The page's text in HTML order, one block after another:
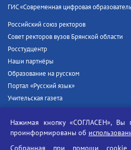
ГИС «Современная цифровая
Российский союз ректоров
Совет ректоров вузов Брянской области
Росстудцентр
Наши партнёры
Образование на русском
Портал «Русский язык»
Учительская газета
Единый портал государственных услуг
Нажимая кнопку «СОГЛАСЕН», Вы
проинформированы об
Собранная при помощи